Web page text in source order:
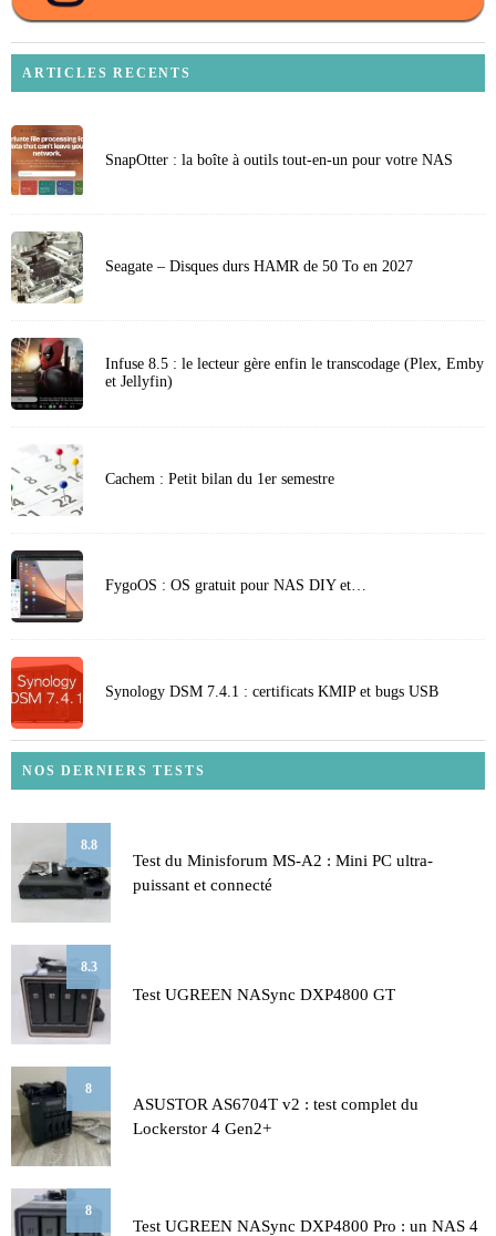
ARTICLES RECENTS
SnapOtter : la boîte à outils tout-en-un pour votre NAS
Seagate – Disques durs HAMR de 50 To en 2027
Infuse 8.5 : le lecteur gère enfin le transcodage (Plex, Emby
et Jellyfin)
Cachem : Petit bilan du 1er semestre
FygoOS : OS gratuit pour NAS DIY et…
Synology DSM 7.4.1 : certificats KMIP et bugs USB
NOS DERNIERS TESTS
8.8
Test du Minisforum MS-A2 : Mini PC ultra-
puissant et connecté
8.3
Test UGREEN NASync DXP4800 GT
8
ASUSTOR AS6704T v2 : test complet du
Lockerstor 4 Gen2+
8
Test UGREEN NASync DXP4800 Pro : un NAS 4